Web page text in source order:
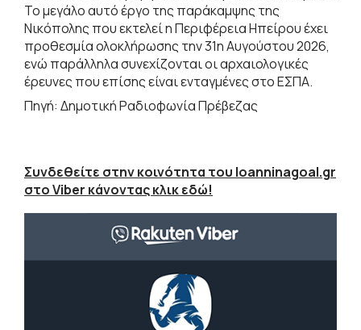
Το μεγάλο αυτό έργο της παράκαμψης της
Νικόπολης που εκτελεί η Περιφέρεια Ηπείρου έχει
προθεσμία ολοκλήρωσης την 31η Αυγούστου 2026,
ενώ παράλληλα συνεχίζονται οι αρχαιολογικές
έρευνες που επίσης είναι ενταγμένες στο ΕΣΠΑ.
Πηγή: Δημοτική Ραδιοφωνία Πρέβεζας
Συνδεθείτε στην κοινότητα του Ioanninagoal.gr
στο Viber κάνοντας κλικ εδώ!